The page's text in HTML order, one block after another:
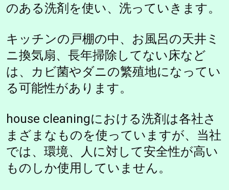
のある洗剤を使い、洗っていきます。
キッチンの戸棚の中、お風呂の天井ミ
ニ換気扇、長年掃除してない床など
は、カビ菌やダニの繁殖地になってい
る可能性があります。
house cleaningにおける洗剤は各社さ
まざまなものを使っていますが、当社
では、環境、人に対して安全性が高い
ものしか使用していません。